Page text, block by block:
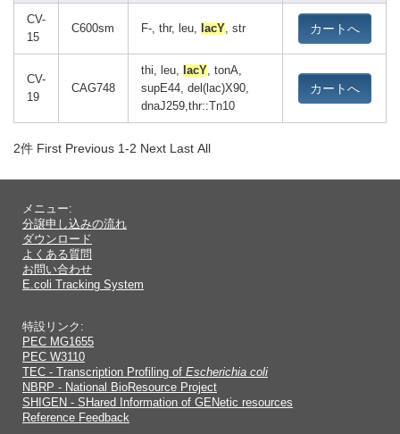
CV-
15
C600sm F-, thr, leu, lacY, str カートへ
CV-
19
CAG748
thi, leu, lacY, tonA,
supE44, del(lac)X90,
dnaJ259,thr::Tn10
カートへ
2件 First Previous 1-2 Next Last All
メニュー:
分譲申し込みの流れ
ダウンロード
よくある質問
お問い合わせ
E.coli Tracking System
特設リンク:
PEC MG1655
PEC W3110
TEC - Transcription Profiling of Escherichia coli
NBRP - National BioResource Project
SHIGEN - SHared Information of GENetic resources
Reference Feedback